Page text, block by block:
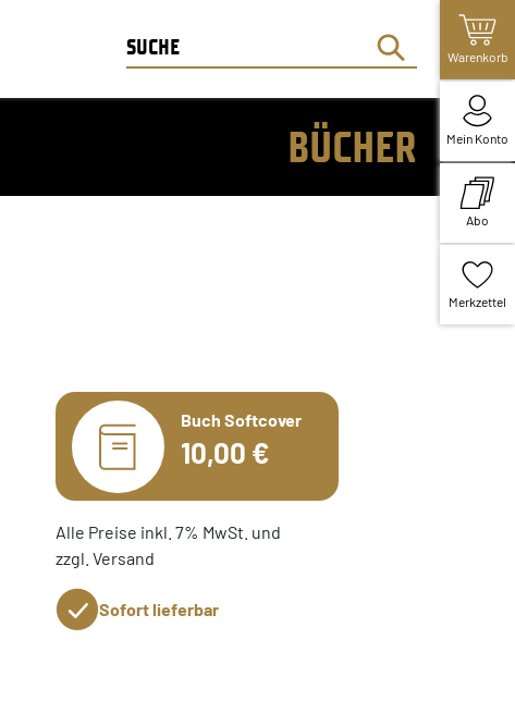
Warenkorb
Mein Konto
Abo
Merkzettel
BÜCHER
Buch Softcover
10,00 €
Alle Preise inkl. 7% MwSt. und
zzgl. Versand
Sofort lieferbar